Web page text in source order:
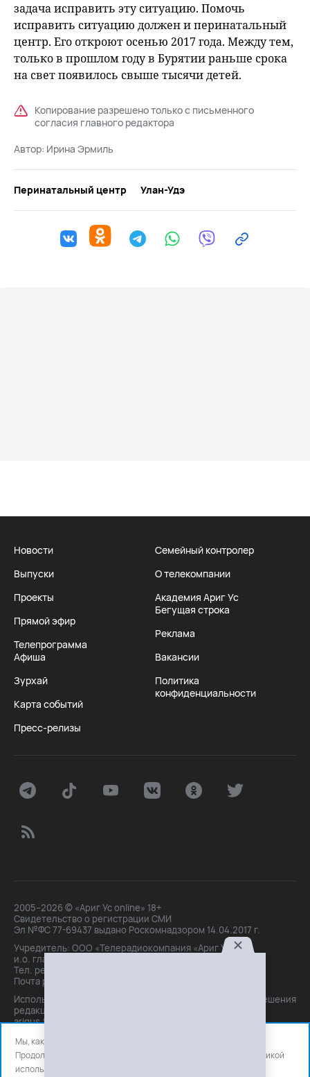
задача исправить эту ситуацию. Помочь
исправить ситуацию должен и перинатальный
центр. Его откроют осенью 2017 года. Между тем,
только в прошлом году в Бурятии раньше срока
на свет появилось свыше тысячи детей.
Копирование разрешено только с письменного
согласия главного редактора
Автор: Ирина Эрмиль
Перинатальный центр Улан-Удэ
Новости
Выпуски
Проекты
Прямой эфир
Телепрограмма
Афиша
Зурхай
Карта событий
Пресс-релизы
Семейный контролер
О телекомпании
Академия Ариг Ус
Бегущая строка
Реклама
Вакансии
Политика
конфиденциальности
2005–2026 © «Ариг Ус online» 18+
Свидетельство о регистрации СМИ
Эл №ФС 77-69437 выдано Роскомнадзором 14.04.2017 г.
Учредитель: ООО «Телерадиокомпания «Ариг Ус»,
и.о. главного редактора: Маханова О.Б.
Тел. peдakции: +7(3012)21-30-14,
Почта peдakции: editor@arigus.tv
Использование материалов только с письменного разрешения
редакции. При цитировании прямая активная ссылка на
arigus.tv обязательна.
Мы, как и все используем файлы cookie и сервисы аналитики.
Продолжая использовать сайт, вы соглашаетесь с нашей
политикой
использования